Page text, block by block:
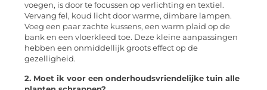
voegen, is door te focussen op verlichting en textiel.
Vervang fel, koud licht door warme, dimbare lampen.
Voeg een paar zachte kussens, een warm plaid op de
bank en een vloerkleed toe. Deze kleine aanpassingen
hebben een onmiddellijk groots effect op de
gezelligheid.
2. Moet ik voor een onderhoudsvriendelijke tuin alle